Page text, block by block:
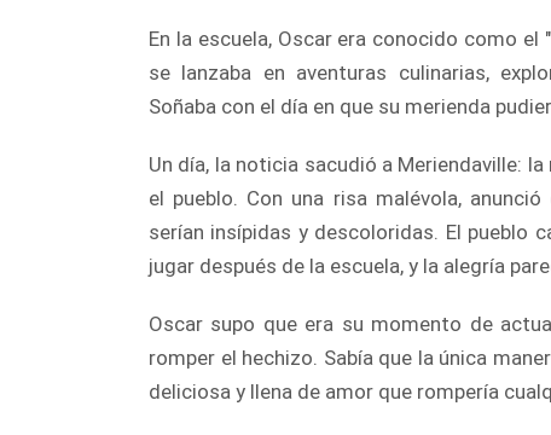
En la escuela, Oscar era conocido como el
se lanzaba en aventuras culinarias,
Soñaba con el día en que su merienda
Un día, la noticia sacudió a Meriendaville:
el pueblo. Con una risa malévola,
serían insípidas y descoloridas. El pueblo
jugar después de la escuela, y la alegría
Oscar supo que era su momento de
romper el hechizo. Sabía que la única
deliciosa y llena de amor que rompería